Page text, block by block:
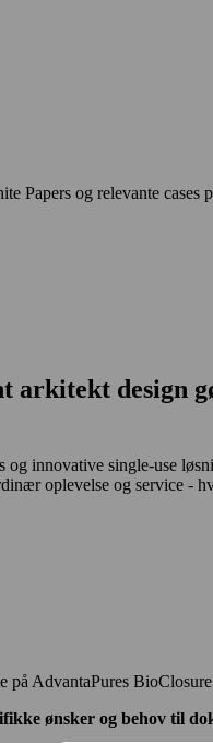
Papers og relevante cases
arkitekt design
innovative single-use
oplevelse og service -
AdvantaPures
ønsker og behov til